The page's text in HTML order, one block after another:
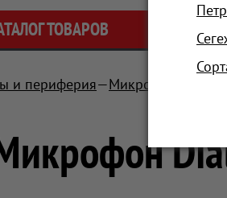
ТОВАРОВ АКЦИИ
и периферия Микрофоны